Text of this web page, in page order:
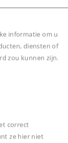
in drie
informatie om u
diensten of
zou kunnen zijn.
correct
ze hier niet